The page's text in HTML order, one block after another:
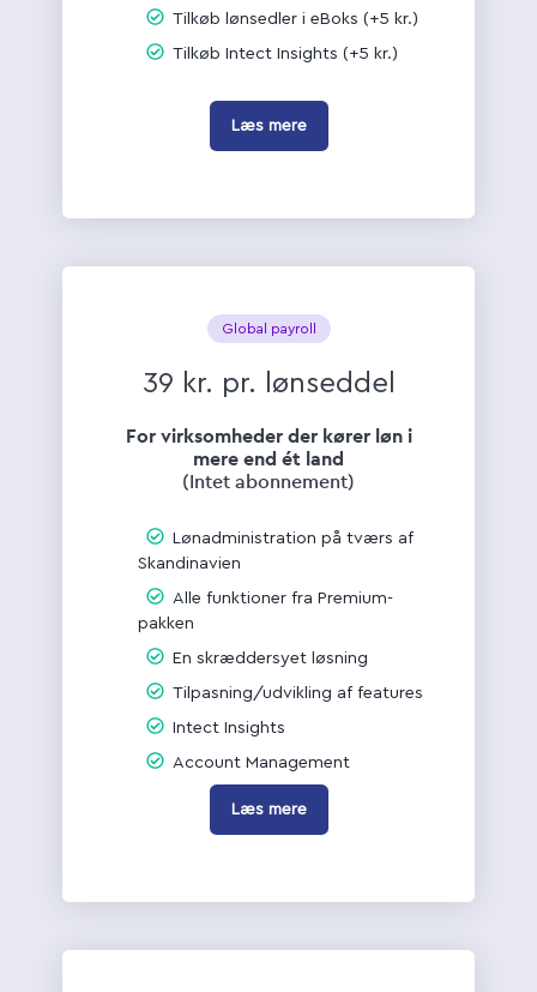
Tilkøb lønsedler i eBoks (+5 kr.)
Tilkøb Intect Insights (+5 kr.)
Læs mere
Global payroll
39 kr. pr. lønseddel
For virksomheder der kører løn i
mere end ét land
(Intet abonnement)
Lønadministration på tværs af
Skandinavien
Alle funktioner fra Premium-
pakken
En skræddersyet løsning
Tilpasning/udvikling af features
Intect Insights
Account Management
Læs mere